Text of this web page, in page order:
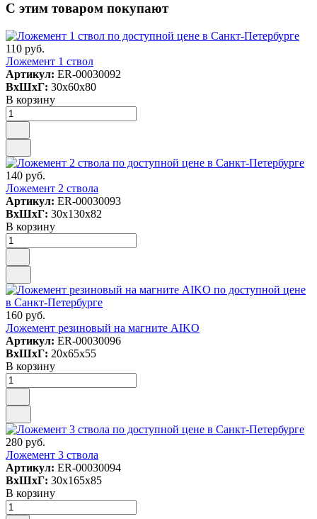
С этим товаром покупают
110 руб.
Ложемент 1 ствол
Артикул: ER-00030092
ВxШxГ: 30x60x80
В корзину
140 руб.
Ложемент 2 ствола
Артикул: ER-00030093
ВxШxГ: 30x130x82
В корзину
160 руб.
Ложемент резиновый на магните AIKO
Артикул: ER-00030096
ВxШxГ: 20x65x55
В корзину
280 руб.
Ложемент 3 ствола
Артикул: ER-00030094
ВxШxГ: 30x165x85
В корзину